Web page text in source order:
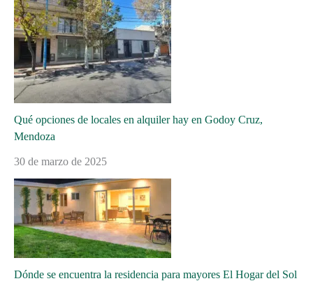
Qué opciones de locales en alquiler hay en Godoy Cruz,
Mendoza
30 de marzo de 2025
Dónde se encuentra la residencia para mayores El Hogar del Sol